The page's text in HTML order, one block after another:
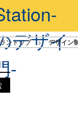
ントップ > デザイン